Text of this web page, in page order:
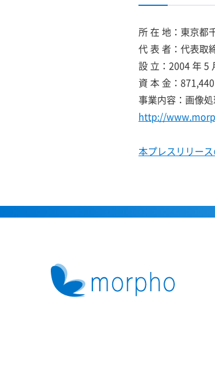
所 在 地：東京都
代 表 者：代表取
設 立：2004 年 5
資 本 金：
事業内容：画像
http://
本プレスリリー